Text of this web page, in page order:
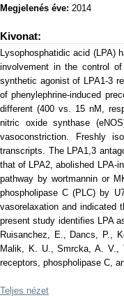
Megjelenés éve: 2014
Kivonat:
Lysophosphatidic acid (LPA)
involvement in the control
synthetic agonist of LPA1-3
of phenylephrine-induced
different (400 vs. 15 nM,
nitric oxide synthase
vasoconstriction. Freshly
transcripts. The LPA1,3
that of LPA2, abolished LPA-
pathway by wortmannin or
phospholipase C (PLC) by
vasorelaxation and indicated
present study identifies LPA
Ruisanchez, E., Dancs, P.,
Malik, K. U., Smrcka, A. V.,
receptors, phospholipase C,
Teljes nézet